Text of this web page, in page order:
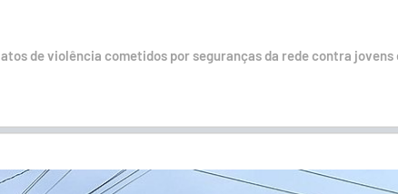
de violência cometidos por seguranças da rede contra jovens